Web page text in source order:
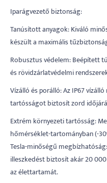
Iparágvezető biztonság:
Tanúsított anyagok: Kiváló
készült a maximális
Robusztus védelem: Beépített
és rövidzárlatvédelmi
Vízálló és porálló: Az IP67
tartósságot biztosít zord
Extrém környezeti tartósság:
hőmérséklet-tartományban (-
Tesla-minőségű
illeszkedést biztosít akár 20
az élettartamát.